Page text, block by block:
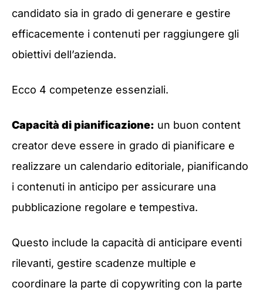
candidato sia in grado di generare e gestire
efficacemente i contenuti per raggiungere gli
obiettivi dell’azienda.
Ecco 4 competenze essenziali.
Capacità di pianificazione: un buon content
creator deve essere in grado di pianificare e
realizzare un calendario editoriale, pianificando
i contenuti in anticipo per assicurare una
pubblicazione regolare e tempestiva.
Questo include la capacità di anticipare eventi
rilevanti, gestire scadenze multiple e
coordinare la parte di copywriting con la parte